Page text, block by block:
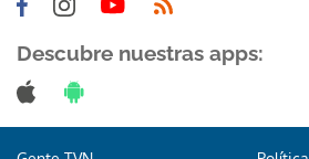
Descubre nuestras apps: